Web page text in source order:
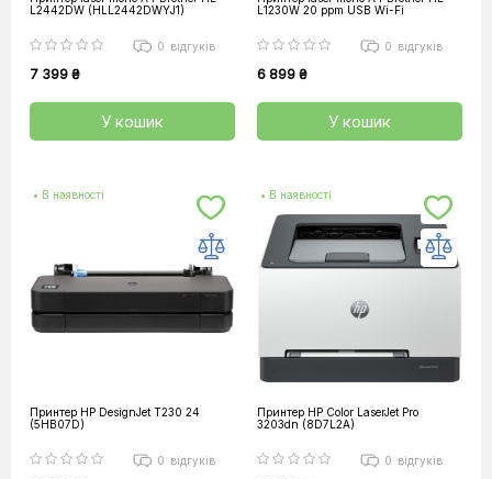
L2442DW (HLL2442DWYJ1)
0 відгуків
7 399 ₴
У кошик
L1230W 20 ppm USB Wi-Fi
0 відгуків
6 899 ₴
У кошик
• В наявності
Принтер HP DesignJet T230 24
(5HB07D)
0 відгуків
• В наявності
Принтер HP Color LaserJet Pro
3203dn (8D7L2A)
0 відгуків